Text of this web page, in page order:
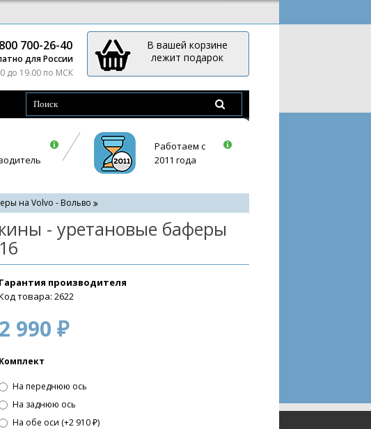
700-26-40
для России
до 19.00 по МСК
В вашей корзине
лежит подарок
Работаем с
2011 года
на Volvo - Вольво
- уретановые баферы
Гарантия производителя
товара: 2622
2 990 ₽
Комплект
На переднюю ось
На заднюю ось
На обе оси (+2 910 ₽)